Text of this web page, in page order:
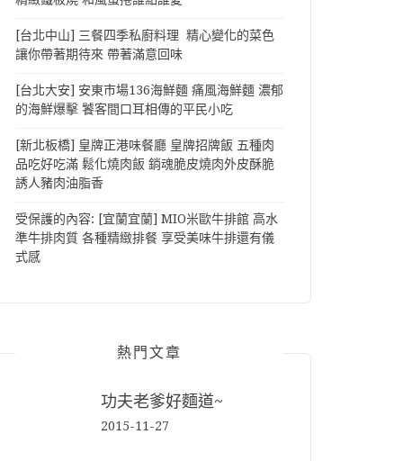
[台北中山] 三餐四季私廚料理 精心變化的菜色
讓你帶著期待來 帶著滿意回味
[台北大安] 安東市場136海鮮麵 痛風海鮮麵 濃郁
的海鮮爆擊 饕客間口耳相傳的平民小吃
[新北板橋] 皇牌正港味餐廳 皇牌招牌飯 五種肉
品吃好吃滿 鬆化燒肉飯 銷魂脆皮燒肉外皮酥脆
誘人豬肉油脂香
受保護的內容: [宜蘭宜蘭] MIO米歐牛排館 高水
準牛排肉質 各種精緻排餐 享受美味牛排還有儀
式感
熱門文章
功夫老爹好麵道~
2015-11-27